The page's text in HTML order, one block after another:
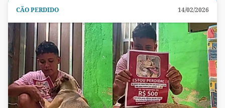
CÃO PERDIDO 14/02/2026